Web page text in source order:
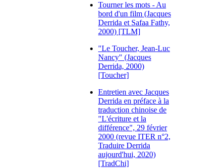
Tourner les mots - Au
bord d'un film (Jacques
Derrida et Safaa Fathy,
2000) [TLM]
"Le Toucher, Jean-Luc
Nancy" (Jacques
Derrida, 2000)
[Toucher]
Entretien avec Jacques
Derrida en préface à la
traduction chinoise de
"L'écriture et la
différence", 29 février
2000 (revue ITER n°2,
Traduire Derrida
aujourd'hui, 2020)
[TradChi]